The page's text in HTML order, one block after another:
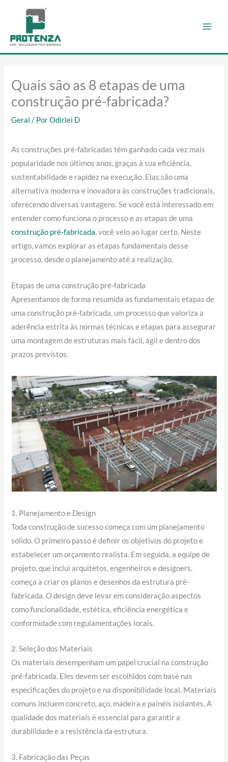
conteúdo
Quais são as 8 etapas de uma
construção pré-fabricada?
Geral / PorOdirlei D
As construções pré-fabricadas têm ganhado cada vez mais
popularidade nos últimos anos, graças à sua eficiência,
sustentabilidade e rapidez na execução. Elas são uma
alternativa moderna e inovadora às construções tradicionais,
oferecendo diversas vantagens. Se você está interessado em
entender como funciona o processo e as etapas de uma
construção pré-fabricada, você veio ao lugar certo. Neste
artigo, vamos explorar as etapas fundamentais desse
processo, desde o planejamento até a realização.
Etapas de uma construção pré-fabricada
Apresentamos de forma resumida as fundamentais etapas de
uma construção pré-fabricada, um processo que valoriza a
aderência estrita às normas técnicas e etapas para assegurar
uma montagem de estruturas mais fácil, ágil e dentro dos
prazos previstos.
1. Planejamento e Design
Toda construção de sucesso começa com um planejamento
sólido. O primeiro passo é definir os objetivos do projeto e
estabelecer um orçamento realista. Em seguida, a equipe de
projeto, que inclui arquitetos, engenheiros e designers,
começa a criar os planos e desenhos da estrutura pré-
fabricada. O design deve levar em consideração aspectos
como funcionalidade, estética, eficiência energética e
conformidade com regulamentações locais.
2. Seleção dos Materiais
Os materiais desempenham um papel crucial na construção
pré-fabricada. Eles devem ser escolhidos com base nas
especificações do projeto e na disponibilidade local. Materiais
comuns incluem concreto, aço, madeira e painéis isolantes. A
qualidade dos materiais é essencial para garantir a
durabilidade e a resistência da estrutura.
3. Fabricação das Peças